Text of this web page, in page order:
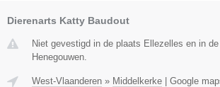
Dierenarts Katty Baudout
Niet gevestigd in de plaats Ellezelles en in
Henegouwen.
West-Vlaanderen » Middelkerke Google